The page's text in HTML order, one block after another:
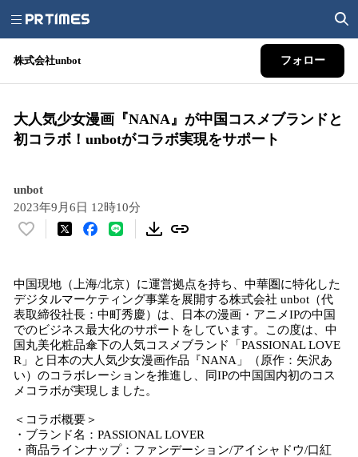
株式会社unbot フォロー
大人気少女漫画『NANA』が中国コスメブランドと
初コラボ！unbotがコラボ実現をサポート
unbot
2023年9月6日 12時10分
い
！
数
を
読
み
込
み
で
す
中国現地（上海/北京）に運営拠点を持ち、中華圏に特化した
デジタルマーケティング事業を展開する株式会社 unbot（代
表取締役社⻑：中町秀慶）は、⽇本の漫画・アニメIPの中国
でのビジネス最⼤化のサポートをしています。この度は、中
国丸美化粧品傘下の⼈気コスメブランド「PASSIONAL LOVE
R」と⽇本の大人気少女漫画作品『NANA」（原作：矢沢あ
い）のコラボレーションを推進し、同IPの中国国内初のコス
メコラボが実現しました。
＜コラボ概要＞
・ブランド名：PASSIONAL LOVER
・商品ラインナップ：ファンデーション/アイシャドウ/口紅